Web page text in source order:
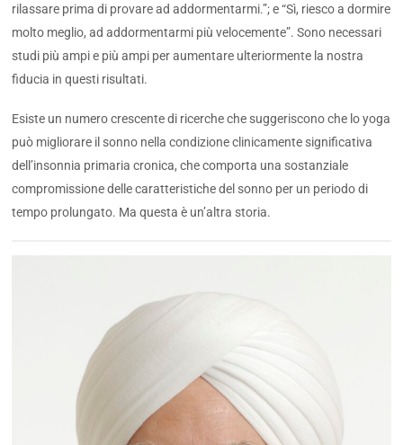
rilassare prima di provare ad addormentarmi.”; e “Sì, riesco a dormire
molto meglio, ad addormentarmi più velocemente”. Sono necessari
studi più ampi e più ampi per aumentare ulteriormente la nostra
fiducia in questi risultati.
Esiste un numero crescente di ricerche che suggeriscono che lo yoga
può migliorare il sonno nella condizione clinicamente significativa
dell’insonnia primaria cronica, che comporta una sostanziale
compromissione delle caratteristiche del sonno per un periodo di
tempo prolungato. Ma questa è un’altra storia.